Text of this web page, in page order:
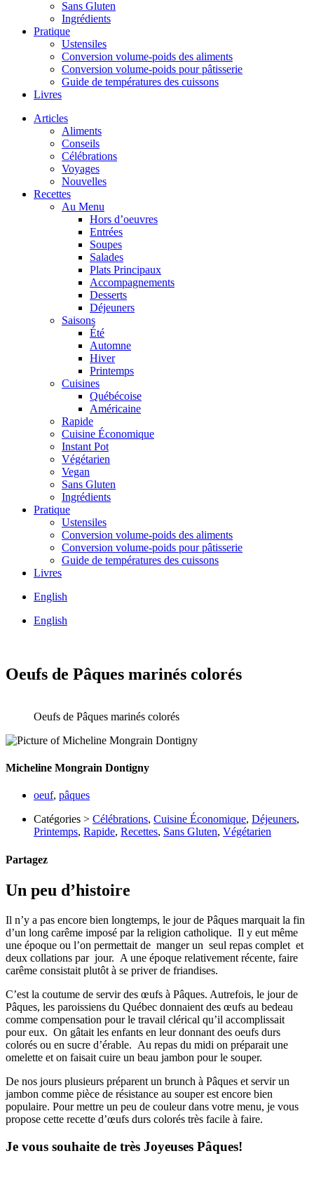
Sans Gluten
Ingrédients
Pratique
Ustensiles
Conversion volume-poids des aliments
Conversion volume-poids pour pâtisserie
Guide de températures des cuissons
Livres
Articles
Aliments
Conseils
Célébrations
Voyages
Nouvelles
Recettes
Au Menu
Hors d’oeuvres
Entrées
Soupes
Salades
Plats Principaux
Accompagnements
Desserts
Déjeuners
Saisons
Été
Automne
Hiver
Printemps
Cuisines
Québécoise
Américaine
Rapide
Cuisine Économique
Instant Pot
Végétarien
Vegan
Sans Gluten
Ingrédients
Pratique
Ustensiles
Conversion volume-poids des aliments
Conversion volume-poids pour pâtisserie
Guide de températures des cuissons
Livres
English
English
Oeufs de Pâques marinés colorés
Oeufs de Pâques marinés colorés
Micheline Mongrain Dontigny
oeuf, pâques
Catégories > Célébrations, Cuisine Économique, Déjeuners,
Printemps, Rapide, Recettes, Sans Gluten, Végétarien
Partagez
Un peu d’histoire
Il n’y a pas encore bien longtemps, le jour de Pâques marquait la fin
d’un long carême imposé par la religion catholique. Il y eut même
une époque ou l’on permettait de manger un seul repas complet et
deux collations par jour. A une époque relativement récente, faire
carême consistait plutôt à se priver de friandises.
C’est la coutume de servir des œufs à Pâques. Autrefois, le jour de
Pâques, les paroissiens du Québec donnaient des œufs au bedeau
comme compensation pour le travail clérical qu’il accomplissait
pour eux. On gâtait les enfants en leur donnant des oeufs durs
colorés ou en sucre d’érable. Au repas du midi on préparait une
omelette et on faisait cuire un beau jambon pour le souper.
De nos jours plusieurs préparent un brunch à Pâques et servir un
jambon comme pièce de résistance au souper est encore bien
populaire. Pour mettre un peu de couleur dans votre menu, je vous
propose cette recette d’œufs durs colorés très facile à faire.
Je vous souhaite de très Joyeuses Pâques!